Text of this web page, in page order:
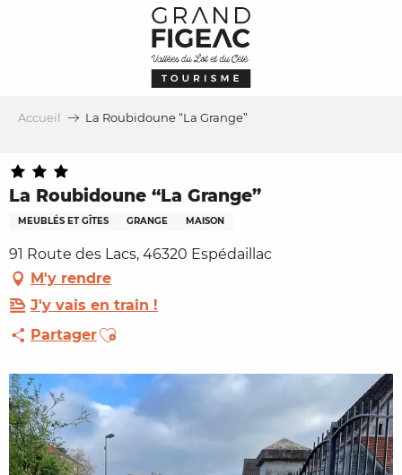
Accueil La Roubidoune “La Grange”
La Roubidoune “La Grange”
MEUBLÉS ET GÎTES GRANGE MAISON
91 Route des Lacs, 46320 Espédaillac
M'y rendre
J'y vais en train !
PartagerAjouter aux favoris